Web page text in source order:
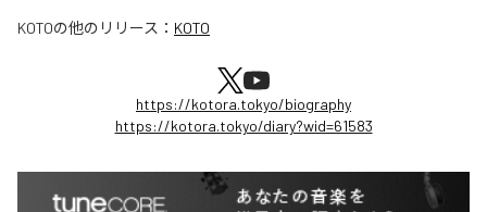
KOTOの他のリリース： KOTO
https://kotora.tokyo/biography
https://kotora.tokyo/diary?wid=61583